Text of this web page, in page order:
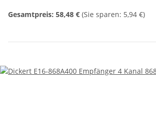
Gesamtpreis: 58,48 € (Sie sparen: 5,94 €)